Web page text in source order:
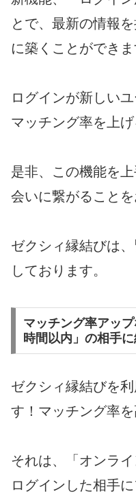
とで、最新の情報
に築くことができま
ログインが新しい
マッチング率を上
是非、この機能を
会いに繋がることを
ゼクシィ縁結びは
しております。
マッチング率アッ
時間以内」の相手
ゼクシィ縁結びを
す！マッチング率を
それは、「オンラ
ログインした相手